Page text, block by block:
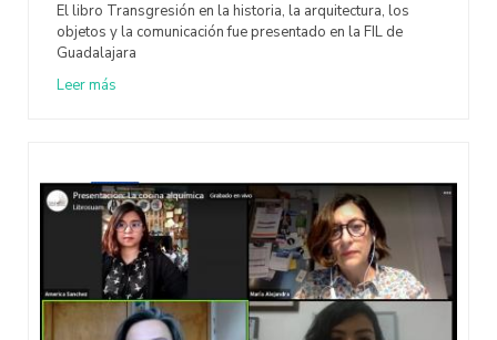
El libro Transgresión en la historia, la arquitectura, los
objetos y la comunicación fue presentado en la FIL de
Guadalajara
Leer más